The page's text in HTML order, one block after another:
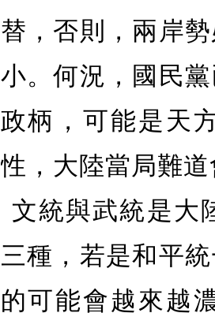
替，否則，兩岸
小。何況，國民
政柄，可能是天
性，大陸當局難
文統與武統是大
三種，若是和平
的可能會越來越